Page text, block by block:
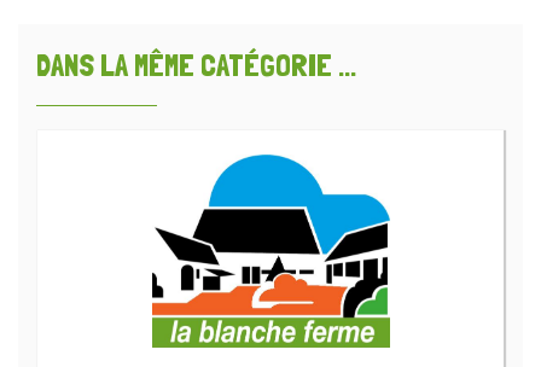
DANS LA MÊME CATÉGORIE ...